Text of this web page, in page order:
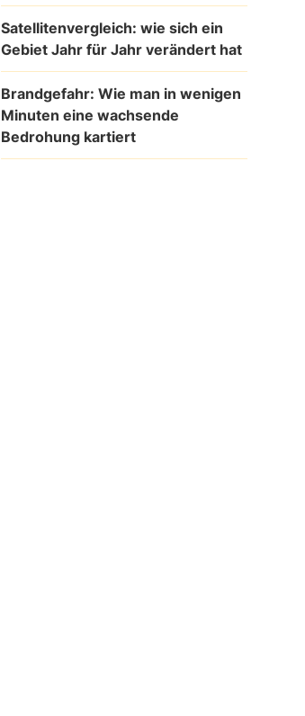
Satellitenvergleich: wie sich ein
Gebiet Jahr für Jahr verändert hat
Brandgefahr: Wie man in wenigen
Minuten eine wachsende
Bedrohung kartiert